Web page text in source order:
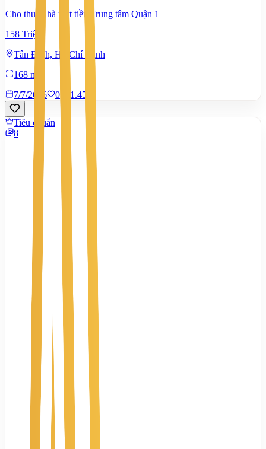
Cho thuê nhà mặt tiền Trung tâm Quận 1
158 Triệu
Tân Định, Hồ Chí Minh
168 m²
7/7/2026
0| 1.451
Tiêu chuẩn
8